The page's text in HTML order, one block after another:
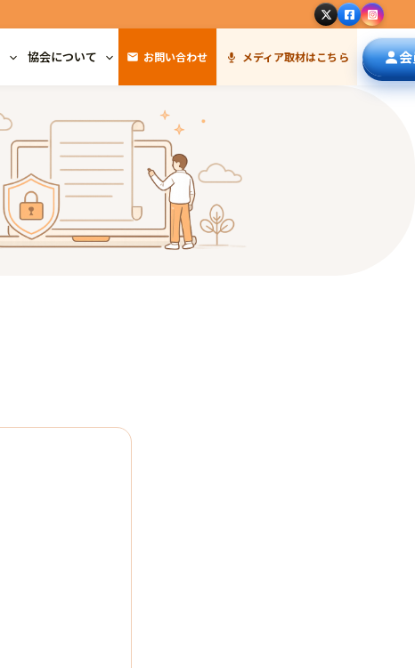
協会について メディア取材はこちら
お問い合わせ